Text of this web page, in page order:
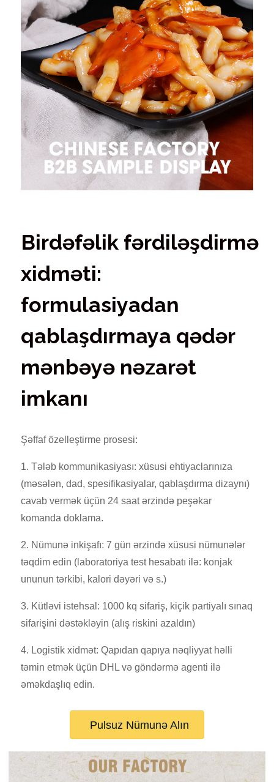
Birdəfəlik fərdiləşdirmə
xidməti:
formulasiyadan
qablaşdırmaya qədər
mənbəyə nəzarət
imkanı
Şəffaf özelleştirme prosesi:
1. Tələb kommunikasiyası: xüsusi ehtiyaclarınıza
(məsələn, dad, spesifikasiyalar, qablaşdırma dizaynı)
cavab vermək üçün 24 saat ərzində peşəkar
komanda doklama.
2. Nümunə inkişafı: 7 gün ərzində xüsusi nümunələr
təqdim edin (laboratoriya test hesabatı ilə: konjak
ununun tərkibi, kalori dəyəri və s.)
3. Kütləvi istehsal: 1000 kq sifariş, kiçik partiyalı sınaq
sifarişini dəstəkləyin (alış riskini azaldın)
4. Logistik xidmət: Qapıdan qapıya nəqliyyat həlli
təmin etmək üçün DHL və göndərmə agenti ilə
əməkdaşlıq edin.
Pulsuz Nümunə Alın